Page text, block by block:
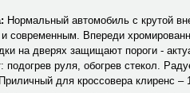
Нормальный автомобиль с крутой
современным. Впереди
на дверях защищают пороги -
подогрев руля, обогрев стекол.
для кроссовера клиренс